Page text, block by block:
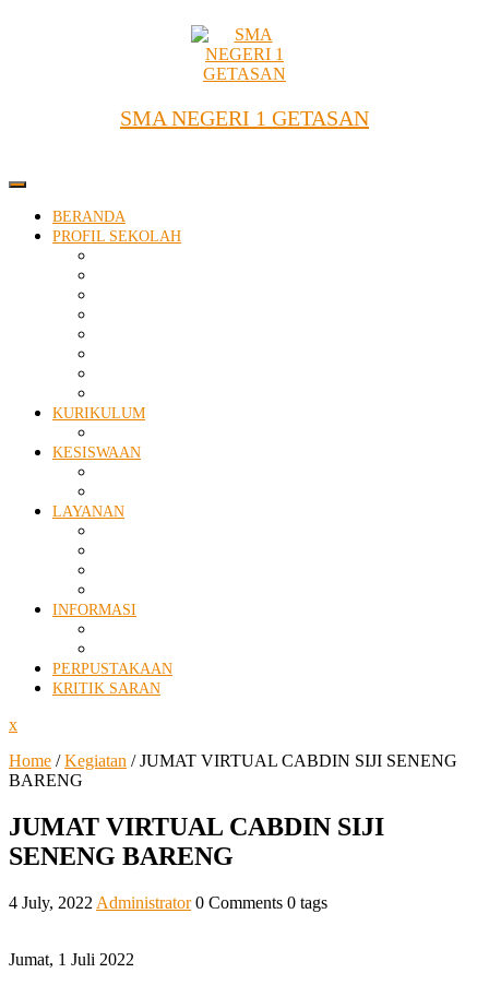
SMA NEGERI 1 GETASAN
BERANDA
PROFIL SEKOLAH
KURIKULUM
KESISWAAN
LAYANAN
INFORMASI
PERPUSTAKAAN
KRITIK SARAN
xClose
Home /Kegiatan /JUMAT VIRTUAL CABDIN SIJI SENENG
BARENG
JUMAT VIRTUAL CABDIN SIJI
SENENG BARENG
4 July, 2022 Administrator 0 Comments 0 tags
Jumat, 1 Juli 2022